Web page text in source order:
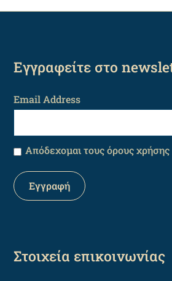
Εγγραφείτε στο
Email Address
Απόδεχομαι τους όρους χρήσης
Στοιχεία επικοινωνίας